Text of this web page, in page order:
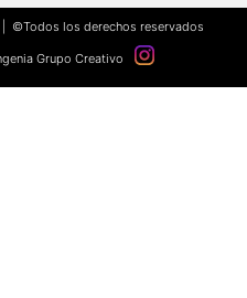
©Todos los derechos reservados
Grupo Creativo